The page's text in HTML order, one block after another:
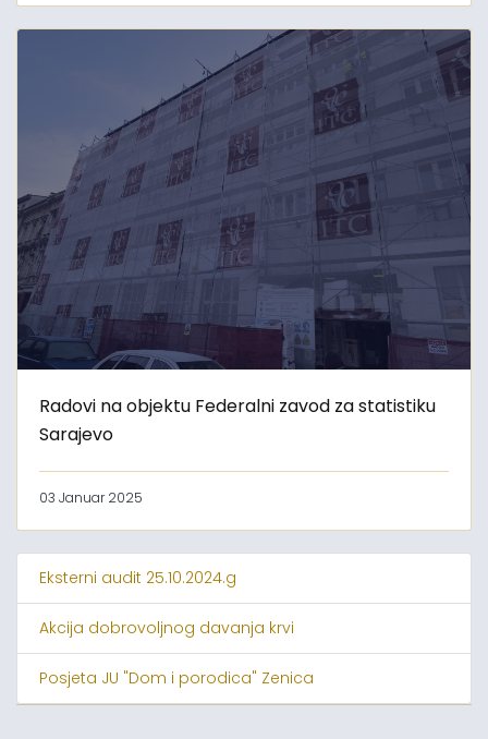
Radovi na objektu Federalni zavod za statistiku
Sarajevo
03 Januar 2025
Eksterni audit 25.10.2024.g
Akcija dobrovoljnog davanja krvi
Posjeta JU "Dom i porodica" Zenica